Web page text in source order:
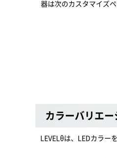
器は次のカスタマイズ
カラーバリエ
LEVELθは、LEDカラー